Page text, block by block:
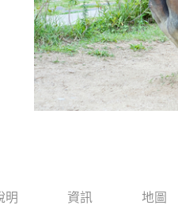
明 資訊 地圖